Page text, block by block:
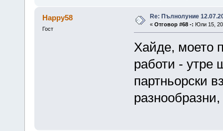
Happy58
Гост
Re: Пълнолуние
« Отговор #68 -: Юли 15,
Хайде, моето
работи - утре
партньорски